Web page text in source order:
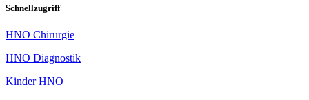
Schnellzugriff
HNO Chirurgie
HNO Diagnostik
Kinder HNO